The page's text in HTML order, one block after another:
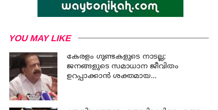
YOU MAY LIKE
കേരളം ഗുണ്ടകളുടെ നാടല്ല;
ജനങ്ങളുടെ സമാധാന ജീവിതം
ഉറപ്പാക്കാന്‍ ശക്തമായ